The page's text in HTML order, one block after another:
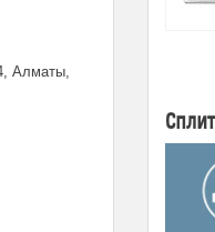
Алматы,